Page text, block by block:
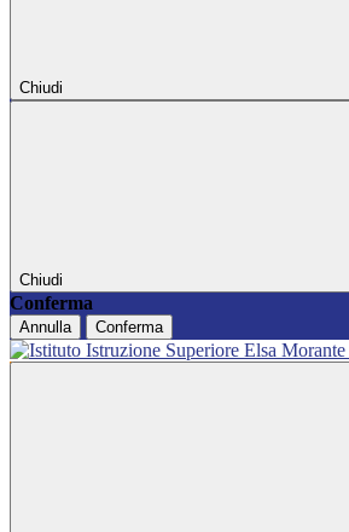
Chiudi
Chiudi
Conferma
Annulla Conferma